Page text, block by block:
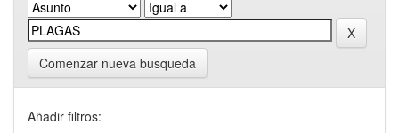
Comenzar nueva busqueda
Añadir filtros: